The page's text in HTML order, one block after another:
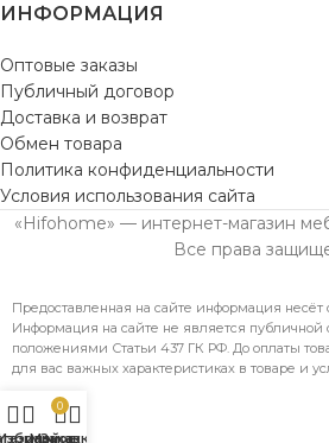
ИНФОРМАЦИЯ
Оптовые заказы
Публичный договор
Доставка и возврат
Обмен товара
Политика конфиденциальности
Условия использования сайта
«Hifohome» — интернет-магазин
Все права
Предоставленная на сайте информация несёт
Информация на сайте не является публичной
положениями Статьи 437 ГК РФ. До оплаты
для вас важных характеристиках в товаре и
0
Заказ
Мой аккаунт